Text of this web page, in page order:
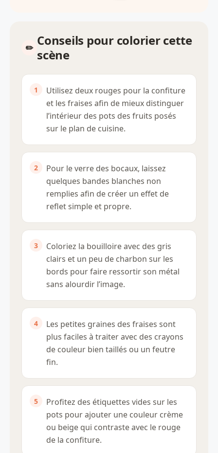
Conseils pour colorier cette
scène
Utilisez deux rouges pour la confiture
et les fraises afin de mieux distinguer
l’intérieur des pots des fruits posés
sur le plan de cuisine.
Pour le verre des bocaux, laissez
quelques bandes blanches non
remplies afin de créer un effet de
reflet simple et propre.
Coloriez la bouilloire avec des gris
clairs et un peu de charbon sur les
bords pour faire ressortir son métal
sans alourdir l’image.
Les petites graines des fraises sont
plus faciles à traiter avec des crayons
de couleur bien taillés ou un feutre
fin.
Profitez des étiquettes vides sur les
pots pour ajouter une couleur crème
ou beige qui contraste avec le rouge
de la confiture.